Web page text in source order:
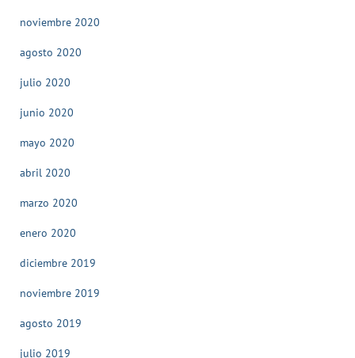
noviembre 2020
agosto 2020
julio 2020
junio 2020
mayo 2020
abril 2020
marzo 2020
enero 2020
diciembre 2019
noviembre 2019
agosto 2019
julio 2019